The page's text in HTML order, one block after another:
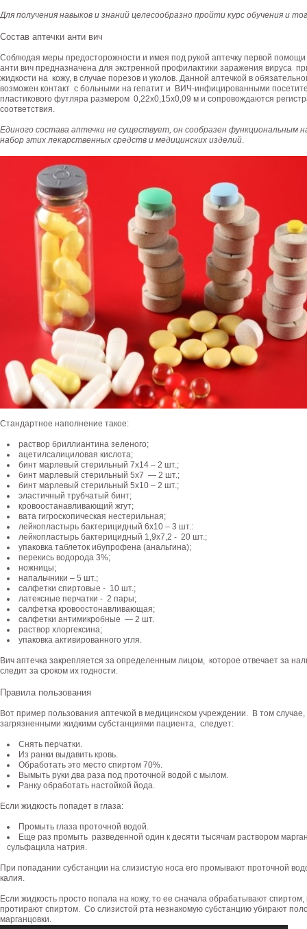
Для получения навыков и знаний целесообразно пройти курс обучения и
Состав аптечки анти вич
Соблюдая меры предосторожности и имея под рукой аптечку первой
анти вич предназначена для экстренной профилактики заражения вируса
жидкости на кожу, в случае порезов и уколов. Данной аптечкой в
возможен контакт с больными на гепатит и ВИЧ-инфицированными
пластикового футляра размером 0,22х0,15х0,09 м и сопровождаются
соответствия.
Единого состава аптечки не существует, он сообразен функциональным
набор этих лекарственных средств и медицинских изделий.
Стандартное наполнение такое:
раствор бриллиантина зеленого;
ацетилсалициловая кислота;
бинт марлевый стерильный 7х14 – 2 шт.;
бинт марлевый стерильный 5х7 — 2 шт.;
бинт марлевый стерильный 5х10 – 2 шт.;
эластичный трубчатый бинт;
кровоостанавливающий жгут;
вата гигроскопическая нестерильная;
лейкопластырь бактерицидный 6х10 – 3 шт.:
лейкопластырь бактерицидный 1,9х7,2 - 20 шт.;
упаковка таблеток ибупрофена (анальгина);
перекись водорода 3%;
ножницы;
напальчники – 5 шт.;
салфетки спиртовые - 10 шт.;
латексные перчатки - 2 пары;
салфетка кровоостонавливающая;
салфетки антимикробные — 2 шт.
раствор хлоргексина;
упаковка активированного угля.
Вич аптечка закрепляется за определенным лицом, которое отвечает за
следит за сроком их годности.
Правила пользования
Вот пример пользования аптечкой в медицинском учреждении. В том
загрязненными жидкими субстанциями пациента, следует:
Снять перчатки.
Из ранки выдавить кровь.
Обработать это место спиртом 70%.
Вымыть руки два раза под проточной водой с мылом.
Ранку обработать настойкой йода.
Если жидкость попадет в глаза:
Промыть глаза проточной водой.
Еще раз промыть разведенной один к десяти тысячам раствором
сульфацила натрия.
При попадании субстанции на слизистую носа его промывают проточной
калия.
Если жидкость просто попала на кожу, то ее сначала обрабатывают
протирают спиртом. Со слизистой рта незнакомую субстанцию убирают
марганцовки.